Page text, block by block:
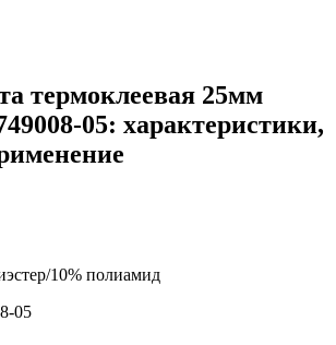
термоклеевая 25мм
05: характеристики,
10% полиамид
05